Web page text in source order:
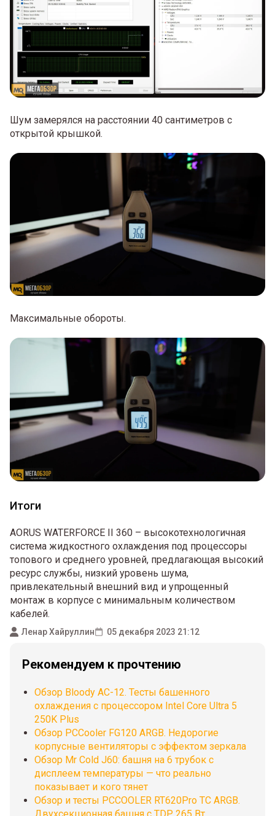
Шум замерялся на расстоянии 40 сантиметров с
открытой крышкой.
Максимальные обороты.
Итоги
AORUS WATERFORCE II 360 – высокотехнологичная
система жидкостного охлаждения под процессоры
топового и среднего уровней, предлагающая высокий
ресурс службы, низкий уровень шума,
привлекательный внешний вид и упрощенный
монтаж в корпусе с минимальным количеством
кабелей.
Ленар Хайруллин 05 декабря 2023 21:12
Рекомендуем к прочтению
Обзор Bloody AC-12. Тесты башенного
охлаждения с процессором Intel Core Ultra 5
250K Plus
Обзор PCCooler FG120 ARGB. Недорогие
корпусные вентиляторы с эффектом зеркала
Обзор Mr Cold J60: башня на 6 трубок с
дисплеем температуры — что реально
показывает и кого тянет
Обзор и тесты PCCOOLER RT620Pro TC ARGB.